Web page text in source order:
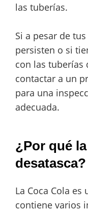
las tuberías.
Si a pesar de
persisten o si
con las tuberías
contactar a un
para una
adecuada.
¿Por qué
desatasca?
La Coca Cola
contiene varios